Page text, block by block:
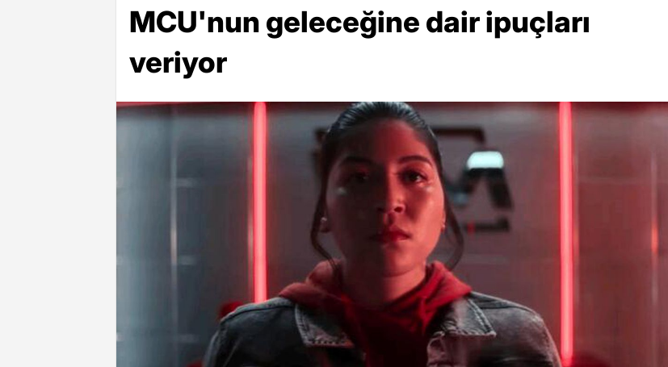
MCU'nun geleceğine dair ipuçları
veriyor